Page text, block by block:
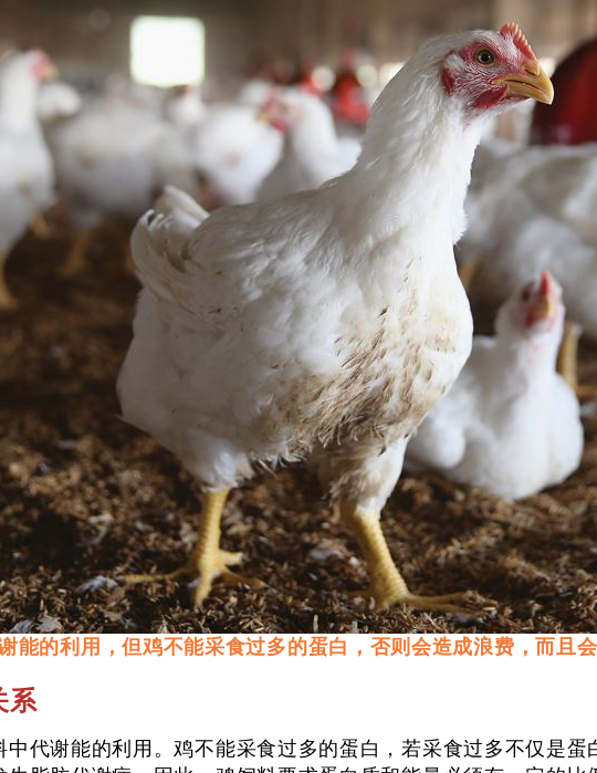
能的利用，但鸡不能采食过多的蛋白，否则会造成浪费，而且
系
谢能的利用。鸡不能采食过多的蛋白，若采食过多不仅是蛋